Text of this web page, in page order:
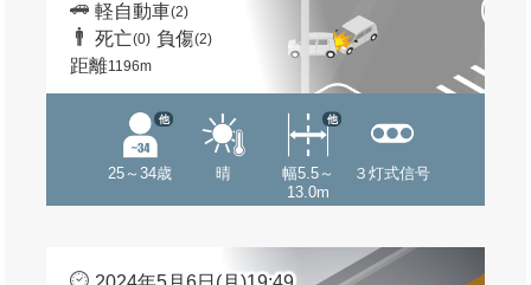
軽自動車(2)
死亡(0) 負傷(2)
距離1196m
25～34歳
他
晴
幅5.5～
13.0m
他
３灯式信号